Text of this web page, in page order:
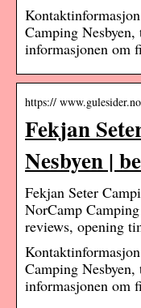
Camping Nesbyen,
informasjonen om
https://
Fekjan
Nesbyen |
Fekjan Seter
NorCamp
reviews, opening
Camping Nesbyen,
informasjonen om